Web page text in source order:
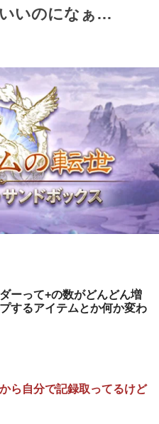
いのになぁ…
ーって+の数がどんどん増
するアイテムとか何か変わ
ら自分で記録取ってるけど